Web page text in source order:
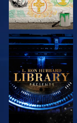
UTFORSKA
SERIEN